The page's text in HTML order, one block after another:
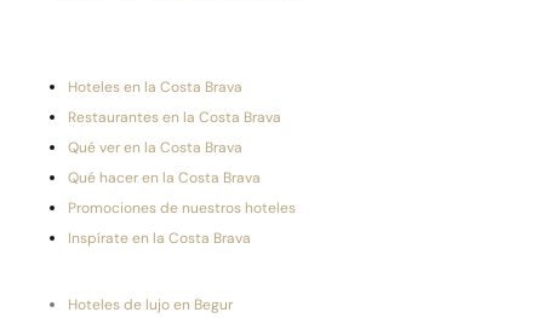
Hoteles en la Costa Brava
Restaurantes en la Costa Brava
Qué ver en la Costa Brava
Qué hacer en la Costa Brava
Promociones de nuestros hoteles
Inspírate en la Costa Brava
Hoteles de lujo en Begur